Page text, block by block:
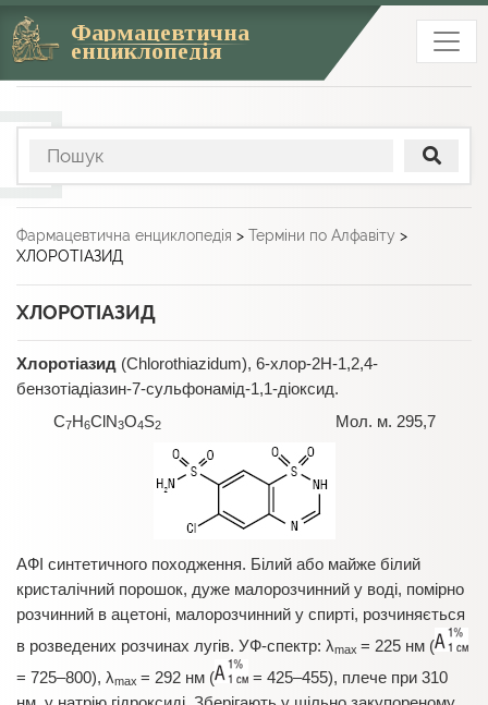
Фармацевтична
енциклопедія
Фармацевтична енциклопедія > Терміни по Алфавіту >
ХЛОРОТІАЗИД
ХЛОРОТІАЗИД
Хлоротіазид (Chlorothiazidum), 6-хлор-2Н-1,2,4-
бензотіадіазин-7-сульфонамід-1,1-діоксид.
C7H6ClN3O4S2Мол. м. 295,7
АФІ синтетичного походження. Білий або майже білий
кристалічний порошок, дуже малорозчинний у воді, помірно
розчинний в ацетоні, малорозчинний у спирті, розчиняється
в розведених розчинах лугів. УФ-спектр: λmax = 225 нм (
= 725–800), λmax = 292 нм (
= 425–455), плече при 310